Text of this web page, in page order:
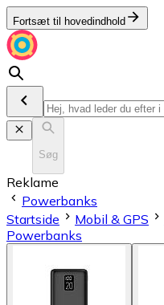
Fortsæt til hovedindhold
Søg
Reklame
Powerbanks
Startside
Mobil & GPS
Powerbanks